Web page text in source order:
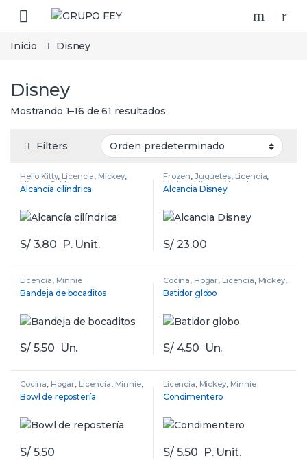
Skip to navigation
Skip to content
Inicio Disney
Disney
Mostrando 1–16 de 61 resultados
Filters
Hello Kitty, Licencia, Mickey,
Minnie ,Spiderman
Alcancía cilíndrica
S/3.80 P. Unit.
Frozen, Juguetes, Licencia,
Mickey , Minnie Novedades
Spiderman
Alcancia Disney
S/23.00
Licencia, Minnie
Bandeja de bocaditos
S/5.50 Un.
Cocina, Hogar, Licencia, Mickey,
Minnie
Batidor globo
S/4.50 Un.
Cocina, Hogar, Licencia, Minnie,
Novedades
Bowl de repostería
S/5.50
Licencia, Mickey, Minnie
Condimentero
S/5.50 P. Unit.